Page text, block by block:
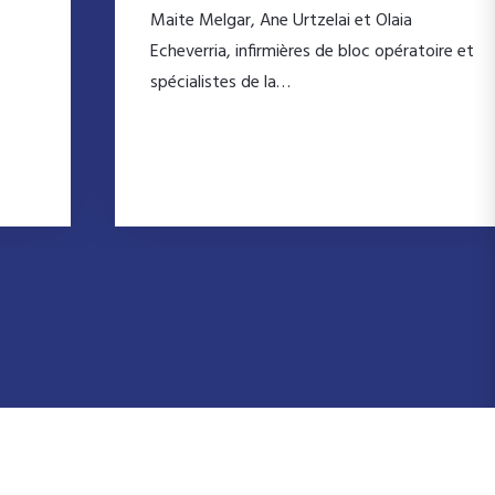
Maite Melgar, Ane Urtzelai et Olaia
Echeverria, infirmières de bloc opératoire et
spécialistes de la…